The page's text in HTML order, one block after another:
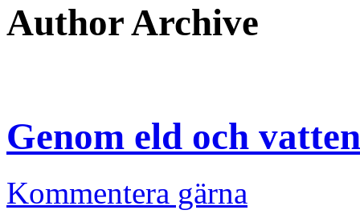
Author Archive
Genom eld och vatten
Kommentera gärna